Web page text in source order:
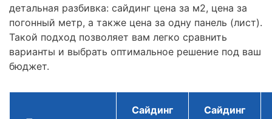
детальная разбивка: сайдинг цена за м2, цена за
погонный метр, а также цена за одну панель (лист).
Такой подход позволяет вам легко сравнить
варианты и выбрать оптимальное решение под ваш
бюджет.
Сайдинг
Сайдинг